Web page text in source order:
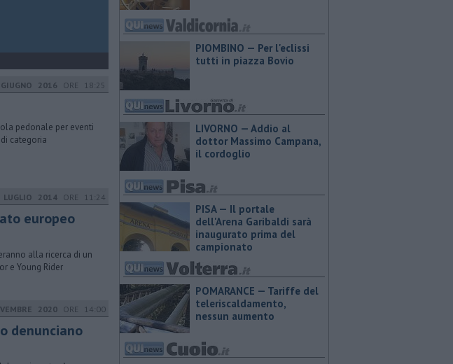
2016 ORE 18:25
pedonale per eventi
categoria
2014 ORE 11:24
europeo
alla ricerca di un
e Young Rider
2020 ORE 14:00
denunciano
PIOMBINO — Per l'eclissi
tutti in piazza Bovio
LIVORNO — Addio al
dottor Massimo Campana,
il cordoglio
PISA — Il portale
dell'Arena Garibaldi sarà
inaugurato prima del
campionato
POMARANCE — Tariffe del
teleriscaldamento,
nessun aumento